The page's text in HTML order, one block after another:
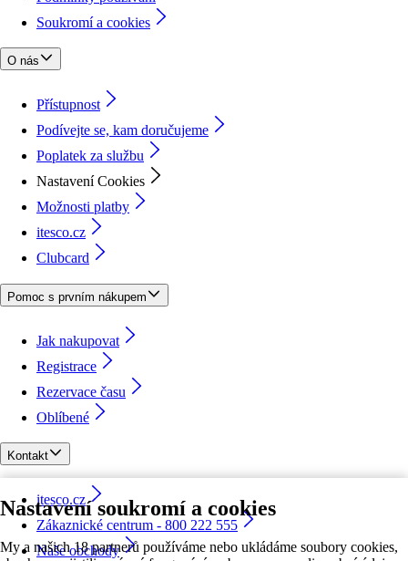
Nastavení soukromí a cookies
My a našich 18 partnerů používáme nebo ukládáme soubory cookies,
Soukromí a cookies
O nás
Přístupnost
Podívejte se, kam doručujeme
Poplatek za službu
Nastavení Cookies
Možnosti platby
itesco.cz
Clubcard
Pomoc s prvním nákupem
Jak nakupovat
Registrace
Rezervace času
Oblíbené
Kontakt
itesco.cz
Zákaznické centrum - 800 222 555
Naše obchody